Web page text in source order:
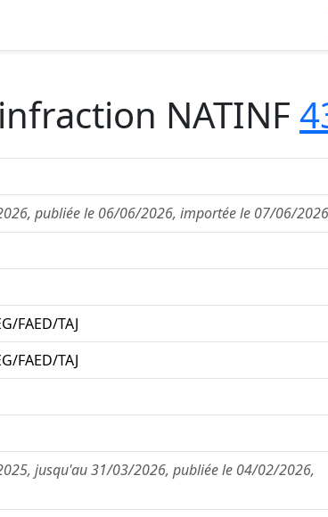
NATINF
publiée le 06/06/2026, importée le 07/06/
FAED/TAJ
FAED/TAJ
jusqu'au 31/03/2026, publiée le 04/02/2026,